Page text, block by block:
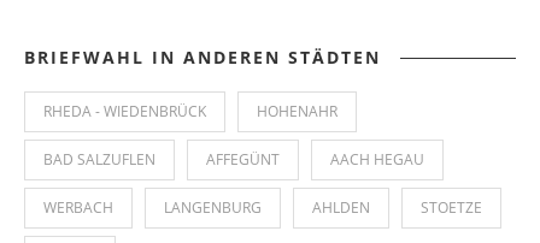
BRIEFWAHL IN ANDEREN STÄDTEN
RHEDA - WIEDENBRÜCK HOHENAHR
BAD SALZUFLEN AFFEGÜNT AACH HEGAU
WERBACH LANGENBURG AHLDEN STOETZE